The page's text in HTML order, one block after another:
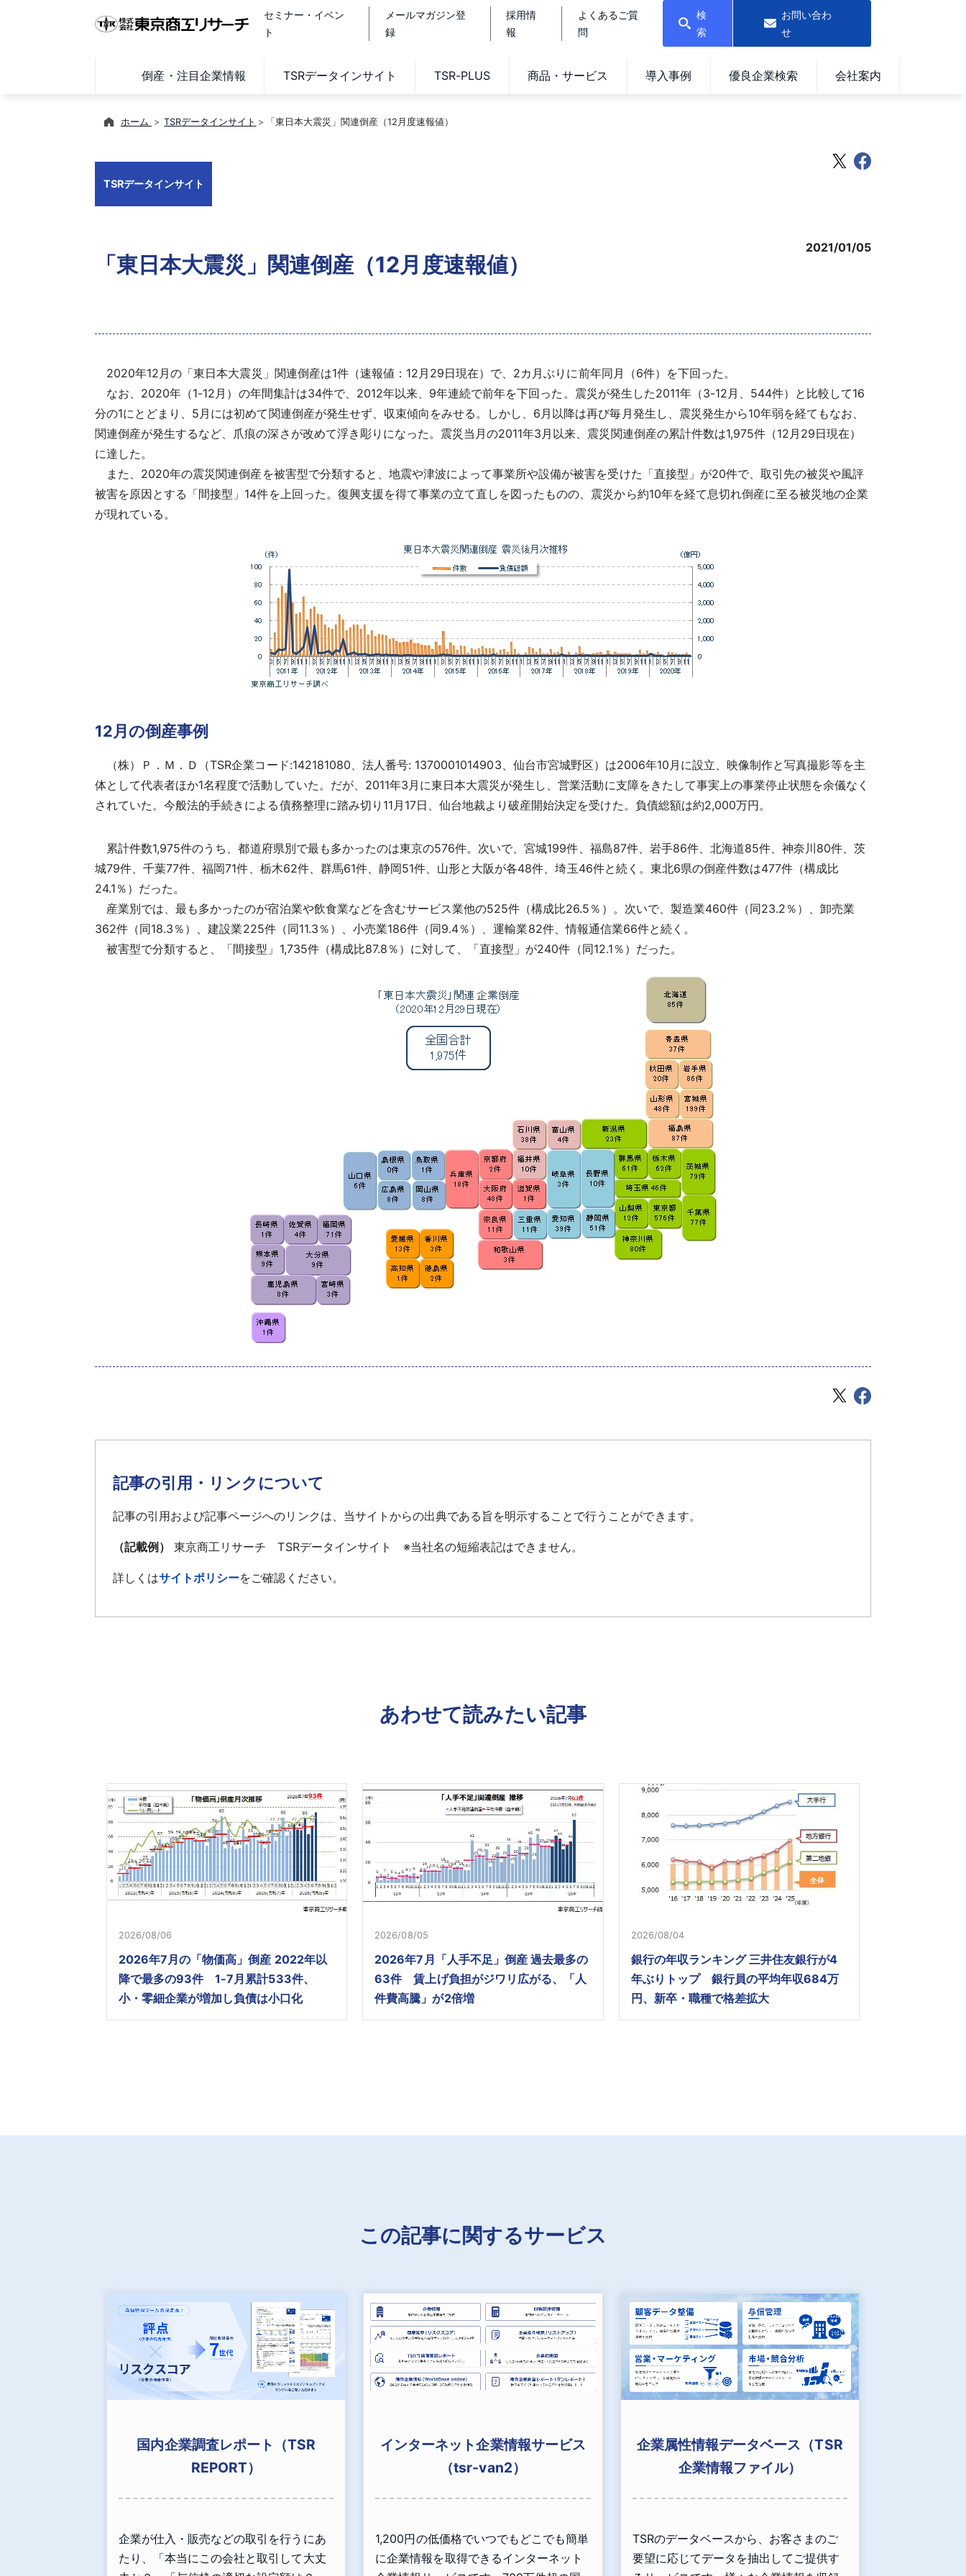
セミナー・イベン
ト
メールマガジン登
録
採用情
報
よくあるご質
問
検
索
お問い合わ
せ
倒産・注目企業情報 TSRデータインサイト TSR-PLUS 商品・サービス 導入事例 優良企業検索 会社案内
ホーム TSRデータインサイト 「東日本大震災」関連倒産（12月度速報値）
TSRデータインサイト
「東日本大震災」関連倒産（12月度速報値）
2021/01/05
2020年12月の「東日本大震災」関連倒産は1件（速報値：12月29日現在）で、2カ月ぶりに前年同月（6件）を下回った。
なお、2020年（1-12月）の年間集計は34件で、2012年以来、9年連続で前年を下回った。震災が発生した2011年（3-12月、544件）と比較して16
分の1にとどまり、5月には初めて関連倒産が発生せず、収束傾向をみせる。しかし、6月以降は再び毎月発生し、震災発生から10年弱を経てもなお、
関連倒産が発生するなど、爪痕の深さが改めて浮き彫りになった。震災当月の2011年3月以来、震災関連倒産の累計件数は1,975件（12月29日現在）
に達した。
また、2020年の震災関連倒産を被害型で分類すると、地震や津波によって事業所や設備が被害を受けた「直接型」が20件で、取引先の被災や風評
被害を原因とする「間接型」14件を上回った。復興支援を得て事業の立て直しを図ったものの、震災から約10年を経て息切れ倒産に至る被災地の企業
が現れている。
12月の倒産事例
（株）Ｐ．Ｍ．Ｄ（TSR企業コード:142181080、法人番号: 1370001014903、仙台市宮城野区）は2006年10月に設立、映像制作と写真撮影等を主
体として代表者ほか1名程度で活動していた。だが、2011年3月に東日本大震災が発生し、営業活動に支障をきたして事実上の事業停止状態を余儀なく
されていた。今般法的手続きによる債務整理に踏み切り11月17日、仙台地裁より破産開始決定を受けた。負債総額は約2,000万円。
累計件数1,975件のうち、都道府県別で最も多かったのは東京の576件。次いで、宮城199件、福島87件、岩手86件、北海道85件、神奈川80件、茨
城79件、千葉77件、福岡71件、栃木62件、群馬61件、静岡51件、山形と大阪が各48件、埼玉46件と続く。東北6県の倒産件数は477件（構成比
24.1％）だった。
産業別では、最も多かったのが宿泊業や飲食業などを含むサービス業他の525件（構成比26.5％）。次いで、製造業460件（同23.2％）、卸売業
362件（同18.3％）、建設業225件（同11.3％）、小売業186件（同9.4％）、運輸業82件、情報通信業66件と続く。
被害型で分類すると、「間接型」1,735件（構成比87.8％）に対して、「直接型」が240件（同12.1％）だった。
記事の引用・リンクについて
記事の引用および記事ページへのリンクは、当サイトからの出典である旨を明示することで行うことができます。
（記載例） 東京商工リサーチ TSRデータインサイト ※当社名の短縮表記はできません。
詳しくはサイトポリシーをご確認ください。
あわせて読みたい記事
2026/08/06
2026年7月の「物価高」倒産 2022年以
降で最多の93件 1-7月累計533件、
小・零細企業が増加し負債は小口化
2026/08/05
2026年7月「人手不足」倒産 過去最多の
63件 賃上げ負担がジワリ広がる、「人
件費高騰」が2倍増
2026/08/04
銀行の年収ランキング 三井住友銀行が4
年ぶりトップ 銀行員の平均年収684万
円、新卒・職種で格差拡大
この記事に関するサービス
国内企業調査レポート（TSR
REPORT）
企業が仕入・販売などの取引を行うにあ
たり、「本当にこの会社と取引して大丈
インターネット企業情報サービス
（tsr-van2）
1,200円の低価格でいつでもどこでも簡単
に企業情報を取得できるインターネット
企業属性情報データベース（TSR
企業情報ファイル）
TSRのデータベースから、お客さまのご
要望に応じてデータを抽出してご提供す